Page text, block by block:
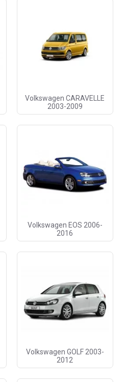
Volkswagen CARAVELLE
2003-2009
Volkswagen EOS 2006-
2016
Volkswagen GOLF 2003-
2012